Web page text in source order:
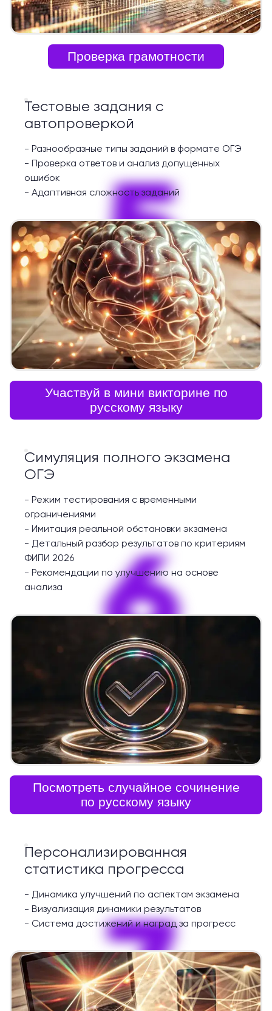
Проверка грамотности
5
Тестовые задания с
автопроверкой
- Разнообразные типы заданий в формате ОГЭ
- Проверка ответов и анализ допущенных
ошибок
- Адаптивная сложность заданий
Участвуй в мини викторине по
русскому языку
6
Симуляция полного экзамена
ОГЭ
- Режим тестирования с временными
ограничениями
- Имитация реальной обстановки экзамена
- Детальный разбор результатов по критериям
ФИПИ 2026
- Рекомендации по улучшению на основе
анализа
Посмотреть случайное сочинение
по русскому языку
7
Персонализированная
статистика прогресса
- Динамика улучшений по аспектам экзамена
- Визуализация динамики результатов
- Система достижений и наград за прогресс